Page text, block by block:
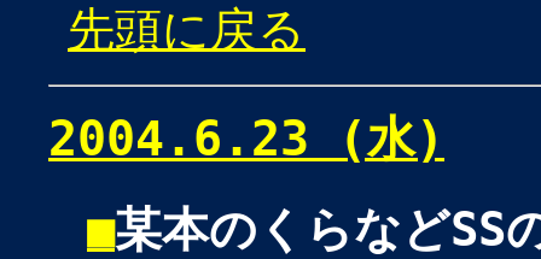
先頭に戻る
2004.6.23 (水)
■某本のくらなどSS